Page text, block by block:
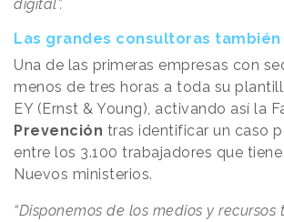
digital”.
Las grandes consultoras
Una de las primeras empresas con
menos de tres horas a toda su
EY (Ernst & Young), activando así la
Prevención tras identificar un caso
entre los 3.100 trabajadores que
Nuevos ministerios.
“Disponemos de los medios y